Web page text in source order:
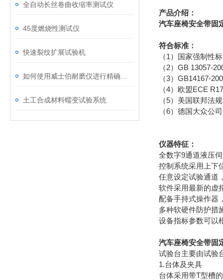
全自动长丝卷曲收缩率测试仪
45度燃烧性测试仪
快速裂纹扩展试验机
土工合成材料蠕变试验系统
产品介绍：
汽车座椅安全带固
符合标准：
（1）国家强制性
（2）GB 13057-
（3）GB14167-
（4）欧盟ECE
（5）美国联邦法
（6）德国大众公
仪器特征：
全数字9通道液压
控制系统采用上下
任意设定试验通道
软件采用最新的虚
配备手持式操作器
多种软硬件防护措
设备指标参数可以
汽车座椅安全带固
试验台主要由试验
1.台体及夹具
台体采用带T型槽